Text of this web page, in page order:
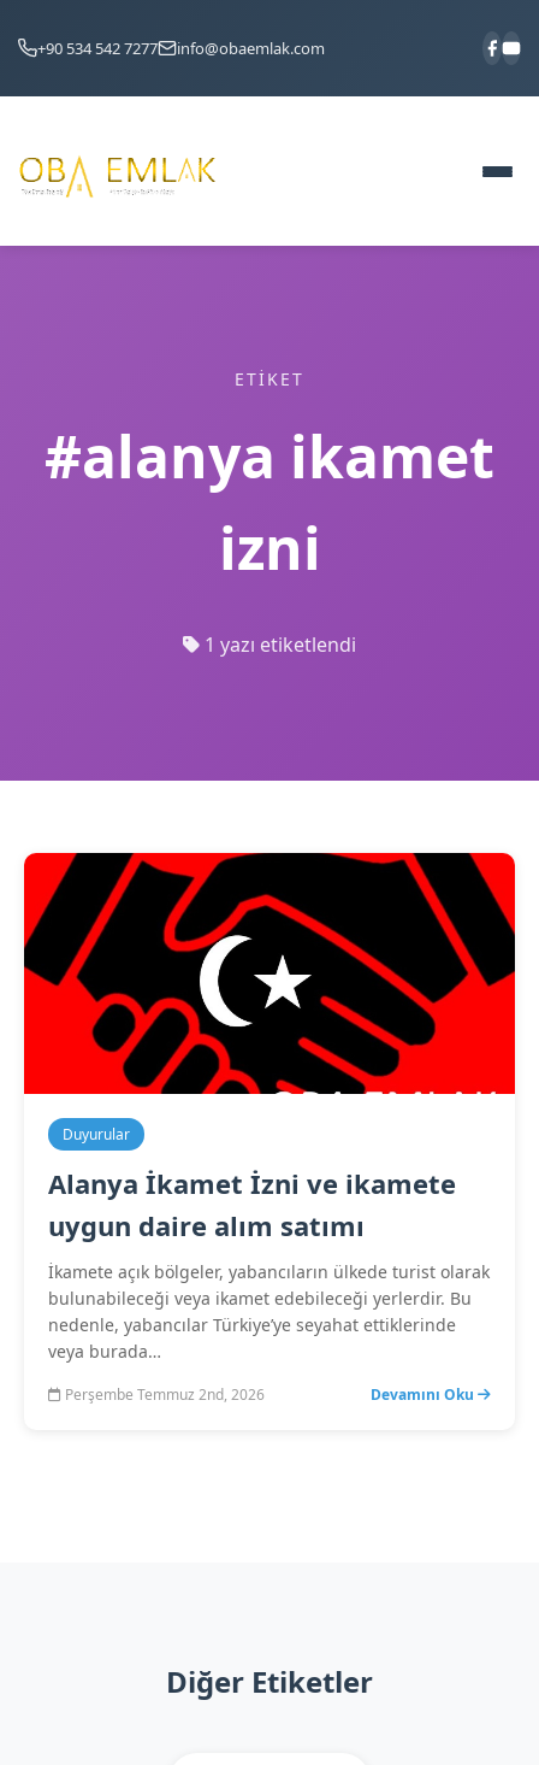
+90 534 542 7277 info@obaemlak.com
ETIKET
#alanya ikamet
izni
1 yazı etiketlendi
Duyurular
Alanya İkamet İzni ve ikamete
uygun daire alım satımı
İkamete açık bölgeler, yabancıların ülkede turist olarak
bulunabileceği veya ikamet edebileceği yerlerdir. Bu
nedenle, yabancılar Türkiye’ye seyahat ettiklerinde
veya burada…
Perşembe Temmuz 2nd, 2026 Devamını Oku
Diğer Etiketler